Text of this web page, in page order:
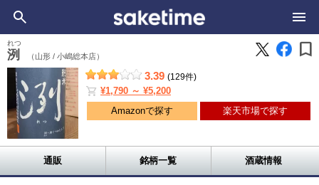
洌
れつ
（山形 / 小嶋総本店） bookmark
3.39 (129件)
shopping_cart ¥1,790 ～ ¥5,200
Amazonで探す 楽天市場で探す
通販 銘柄一覧 酒蔵情報